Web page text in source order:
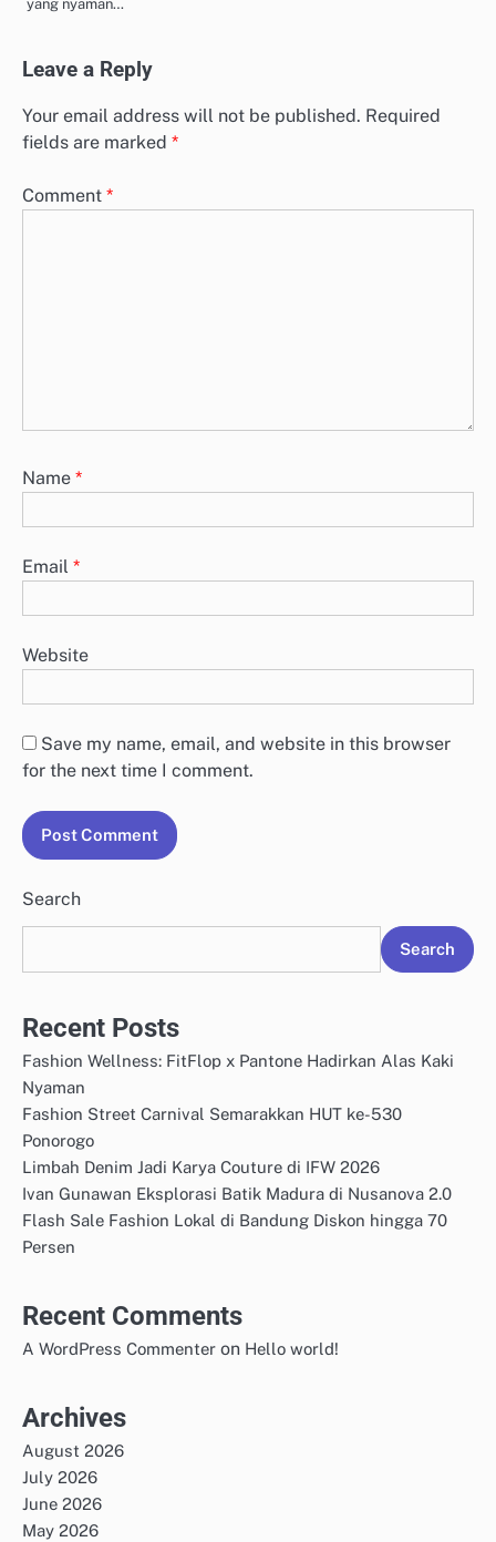
yang nyaman…
Leave a Reply
Your email address will not be published. Required
fields are marked *
Comment *
Name *
Email *
Website
Save my name, email, and website in this browser
for the next time I comment.
Search
Search
Recent Posts
Fashion Wellness: FitFlop x Pantone Hadirkan Alas Kaki
Nyaman
Fashion Street Carnival Semarakkan HUT ke-530
Ponorogo
Limbah Denim Jadi Karya Couture di IFW 2026
Ivan Gunawan Eksplorasi Batik Madura di Nusanova 2.0
Flash Sale Fashion Lokal di Bandung Diskon hingga 70
Persen
Recent Comments
A WordPress Commenter on Hello world!
Archives
August 2026
July 2026
June 2026
May 2026